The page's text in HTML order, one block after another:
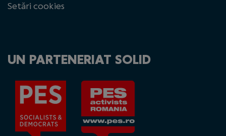
Setări cookies
UN PARTENERIAT SOLID